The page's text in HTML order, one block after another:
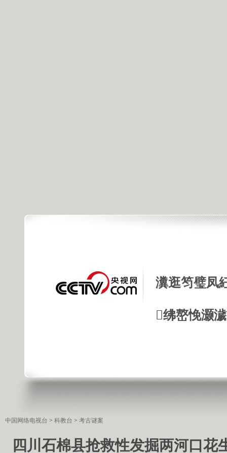
瀵逛笉璧凤
绋嶅悗灏
中国网络电视台 > 科教台 > 考古谜案
四川石棉县抢救性发掘两河口花